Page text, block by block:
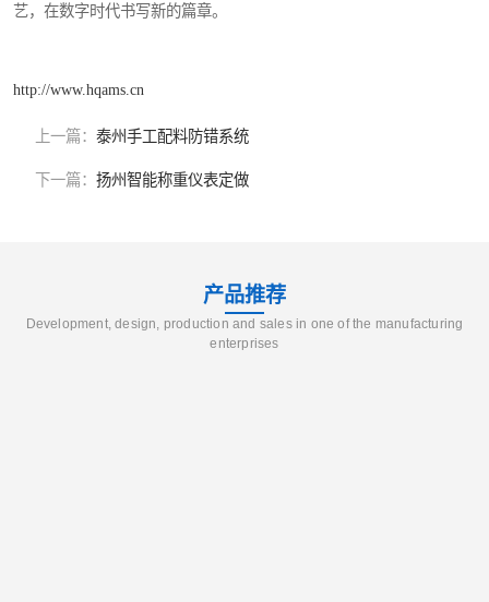
艺，在数字时代书写新的篇章。
http://www.hqams.cn
上一篇： 泰州手工配料防错系统
下一篇： 扬州智能称重仪表定做
产品推荐
Development, design, production and sales in one of the manufacturing
enterprises